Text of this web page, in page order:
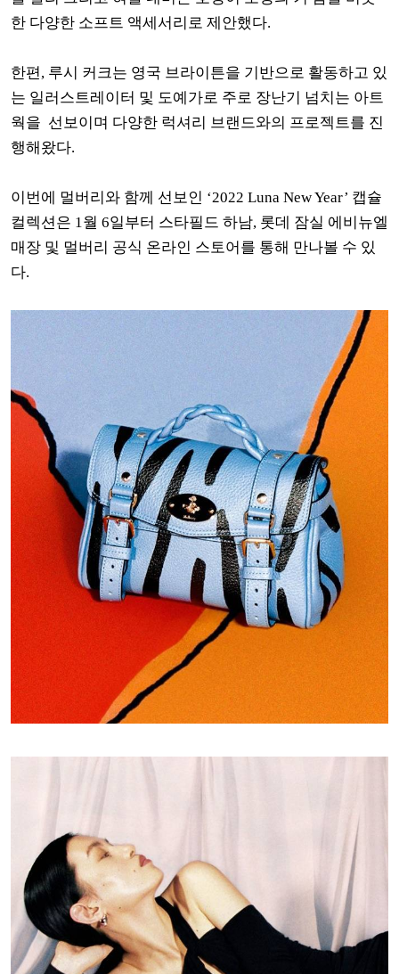
한 다양한 소프트 액세서리로 제안했다.
한편, 루시 커크는 영국 브라이튼을 기반으로 활동하고 있
는 일러스트레이터 및 도예가로 주로 장난기 넘치는 아트
웍을 선보이며 다양한 럭셔리 브랜드와의 프로젝트를 진
행해왔다.
이번에 멀버리와 함께 선보인 ‘2022 Luna New Year’ 캡슐
컬렉션은 1월 6일부터 스타필드 하남, 롯데 잠실 에비뉴엘
매장 및 멀버리 공식 온라인 스토어를 통해 만나볼 수 있
다.